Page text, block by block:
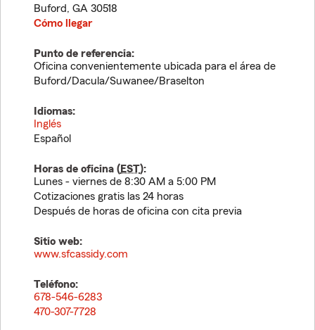
Buford, GA 30518
Cómo llegar
Punto de referencia:
Oficina convenientemente ubicada para el área de
Buford/Dacula/Suwanee/Braselton
Idiomas:
Inglés
Español
Horas de oficina (EST):
Lunes - viernes de 8:30 AM a 5:00 PM
Cotizaciones gratis las 24 horas
Después de horas de oficina con cita previa
Sitio web:
www.sfcassidy.com
Teléfono:
678-546-6283
470-307-7728